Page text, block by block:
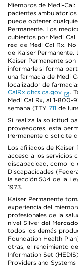
Miembros de Medi-
pacientes ambulatorios
puede obtener
Permanente. Los
cubiertos por Medi Cal
red de Medi Cal Rx.
de Kaiser Permanente.
Kaiser Permanente
informarle si forma
una farmacia de Medi
localizador de
CalRx.dhcs.ca.gov
.
Medi Cal Rx, al 1-800-
semana (TTY 711 de
Si realiza la solicitud
proveedores, esta
Permanente o solicite
Los afiliados de Kaiser
acceso a los servicios
discapacidad, como lo
Discapacidades
la sección 504 de la
1973.
Kaiser Permanente
experiencia del
profesionales de la
nivel Silver del
todos los demás
Foundation Health
otras, el rendimiento
Information Set
Providers and Systems